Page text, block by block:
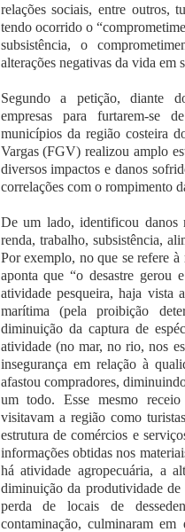
relações sociais, entre outros,
tendo ocorrido o
subsistência, o
alterações negativas da vida em
Segundo a petição, diante
empresas para furtarem-se
municípios da região costeira
Vargas (FGV) realizou amplo
diversos impactos e danos
correlações com o rompimento
De um lado, identificou danos
renda, trabalho, subsistência,
Por exemplo, no que se refere
aponta que “o desastre gerou
atividade pesqueira, haja vista
marítima (pela proibição
diminuição da captura de
atividade (no mar, no rio, nos
insegurança em relação à
afastou compradores,
um todo. Esse mesmo
visitavam a região como
estrutura de comércios e
informações obtidas nos
há atividade agropecuária, a
diminuição da produtividade de
perda de locais de
contaminação, culminaram